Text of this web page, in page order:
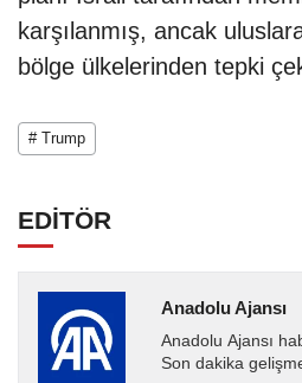
karşılanmış, ancak
bölge ülkelerinden tepki
# Trump
EDİTÖR
Anadolu Ajansı
Anadolu Ajansı
Son dakika